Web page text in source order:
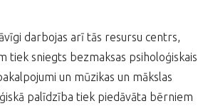
darbojas arī tās resursu centrs,
tiek sniegts bezmaksas psiholoģiskais
un mūzikas un mākslas
palīdzība tiek piedāvāta bērniem